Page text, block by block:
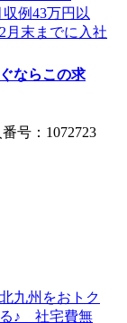
ならこの求
号：1072723